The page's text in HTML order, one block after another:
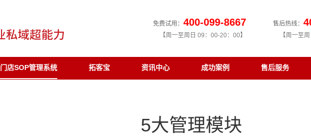
售后热线：
【周一至
免费试用： 400-099-8667
【周一至周日 09：00-20：00】
门店SOP管理系统 拓客宝 资讯中心 成功案例 售后服务
5大管理模块